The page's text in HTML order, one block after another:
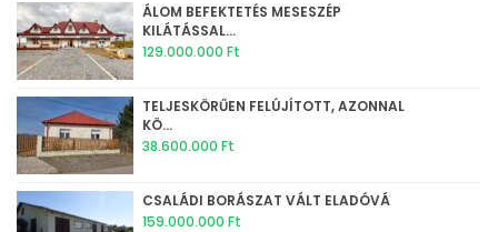
ÁLOM BEFEKTETÉS MESESZÉP
KILÁTÁSSAL...
129.000.000 Ft
TELJESKÖRŰEN FELÚJÍTOTT, AZONNAL
KÖ...
38.600.000 Ft
CSALÁDI BORÁSZAT VÁLT ELADÓVÁ
159.000.000 Ft